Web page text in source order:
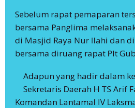
Sebelum rapat pemaparan
bersama Panglima
di Masjid Raya Nur Ilahi dan
bersama diruang rapat Plt
Adapun yang hadir dalam
Sekretaris Daerah H TS Arif
Komandan Lantamal IV